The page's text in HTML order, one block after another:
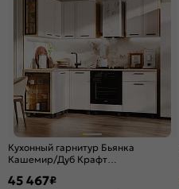
Кухонный гарнитур Бьянка
Кашемир/Дуб Крафт
45 467₽